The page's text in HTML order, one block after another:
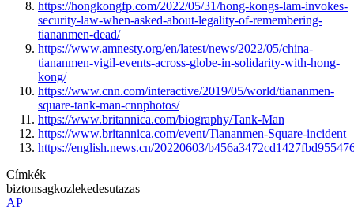
https://hongkongfp.com/2022/05/31/hong-kongs-lam-invokes-
security-law-when-asked-about-legality-of-remembering-
tiananmen-dead/
https://www.amnesty.org/en/latest/news/2022/05/china-
tiananmen-vigil-events-across-globe-in-solidarity-with-hong-
kong/
https://www.cnn.com/interactive/2019/05/world/tiananmen-
square-tank-man-cnnphotos/
https://www.britannica.com/biography/Tank-Man
https://www.britannica.com/event/Tiananmen-Square-incident
https://english.news.cn/20220603/
Címkék
biztonsagkozlekedesutazas
AP